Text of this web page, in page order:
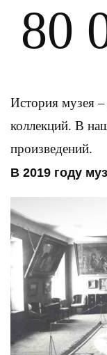
80
История музея
коллекций. В
произведений.
В 2019 году